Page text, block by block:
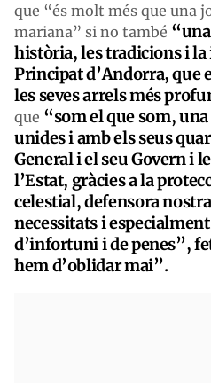
que “és molt més que una
mariana” si no també
història, les tradicions i la
Principat d’Andorra, que
les seves arrels més
que “som el que som,
unides i amb els seus
General i el seu Govern i
l’Estat, gràcies a la
celestial, defensora
necessitats i
d’infortuni i de penes”,
hem d’oblidar mai”.